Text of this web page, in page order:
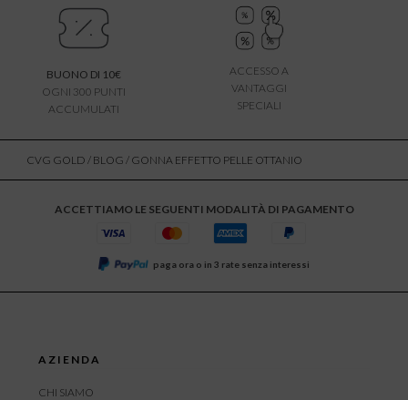
BUONO DI 10€
OGNI 300 PUNTI
ACCUMULATI
ACCESSO A
VANTAGGI
SPECIALI
CVG GOLD / BLOG / GONNA EFFETTO PELLE OTTANIO
ACCETTIAMO LE SEGUENTI MODALITÀ DI PAGAMENTO
paga ora o in 3 rate senza interessi
AZIENDA
CHI SIAMO